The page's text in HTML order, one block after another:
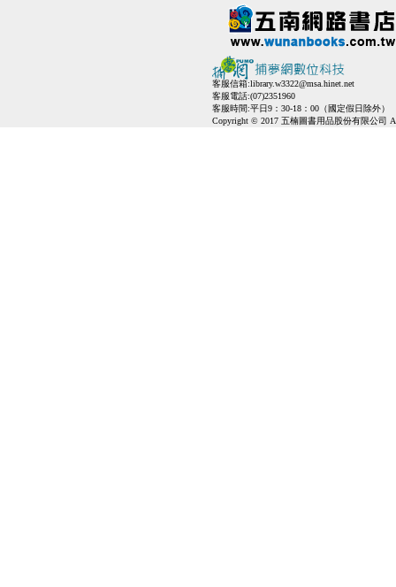
客服信箱:library.w3322@msa.hinet.net
客服電話:(07)2351960
客服時間:平日9：30-18：00（國定假日除外）
Copyright © 2017 五楠圖書用品股份有限公司